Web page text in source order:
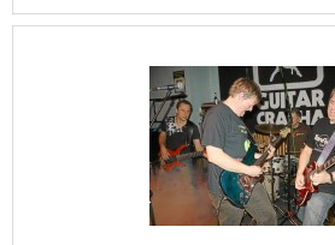
Gitarristen, Van Wilks gehört